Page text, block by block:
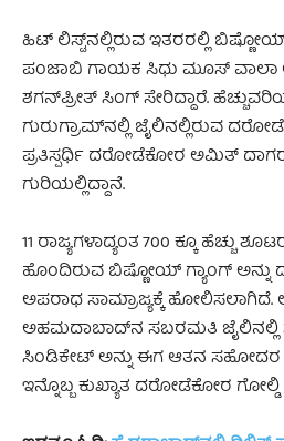
ಹಿಟ್ ಲಿಸ್ಟ್‌ನಲ್ಲಿರುವ ಇತರರಲ್ಲಿ
ಪಂಜಾಬಿ ಗಾಯಕ ಸಿಧು ಮೂಸ್ ವಾಲಾ
ಶಗನ್‌ಪ್ರೀತ್ ಸಿಂಗ್ ಸೇರಿದ್ದಾರೆ.
ಗುರುಗ್ರಾಮ್‌ನಲ್ಲಿ ಜೈಲಿನಲ್ಲಿರುವ
ಪ್ರತಿಸ್ಪರ್ಧಿ ದರೋಡೆಕೋರ ಅಮಿತ್
ಗುರಿಯಲ್ಲಿದ್ದಾನೆ.
11 ರಾಜ್ಯಗಳಾದ್ಯಂತ 700 ಕ್ಕೂ ಹೆಚ್ಚು
ಹೊಂದಿರುವ ಬಿಷ್ಣೋಯ್ ಗ್ಯಾಂಗ್ ಅನ್ನು
ಅಪರಾಧ ಸಾಮ್ರಾಜ್ಯಕ್ಕೆ
ಅಹಮದಾಬಾದ್‌ನ ಸಬರಮತಿ ಜೈಲಿನಲ್ಲಿ
ಸಿಂಡಿಕೇಟ್ ಅನ್ನು ಈಗ ಆತನ
ಇನ್ನೊಬ್ಬ ಕುಖ್ಯಾತ ದರೋಡೆಕೋರ ಗೋಲ್ಡಿ